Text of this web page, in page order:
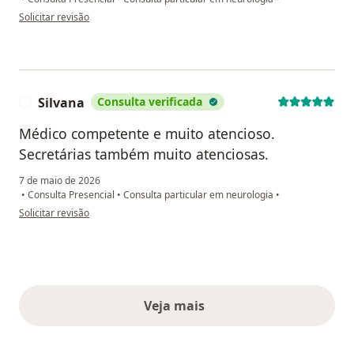
na opinião do utilizador Cristiano
Solicitar revisão
Silvana Consulta verificada
Médico competente e muito atencioso.
Secretárias também muito atenciosas.
7 de maio de 2026
• Consulta Presencial • Consulta particular em neurologia •
na opinião do utilizador Silvana
Solicitar revisão
Veja maisopiniões acima